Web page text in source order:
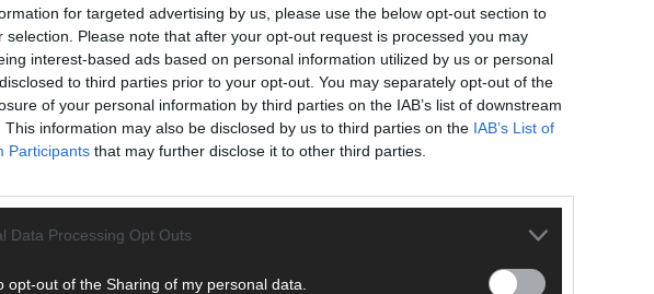
for targeted advertising by us, please use the below opt-out section to
selection. Please note that after your opt-out request is processed you may
interest-based ads based on personal information utilized by us or personal
to third parties prior to your opt-out. You may separately opt-out of the
of your personal information by third parties on the IAB’s list of downstream
This information may also be disclosed by us to third parties on the IAB’s List of
Participants that may further disclose it to other third parties.
Data Processing Opt Outs
opt-out of the Sharing of my personal data.
381/23). Entscheidend sei die sogenannte
Gesetzbuch (§ 833 BGB), die eine Haftung des
wird dies mit der „spezifischen Tiergefahr“, die
seiner Kraft und Bewegungsdynamik ergibt –
ist kein Luxus, sondern
unverzichtbar“, warnt
wie Berlin, Hamburg oder Niedersachsen ist
WERBE BEI UNS!